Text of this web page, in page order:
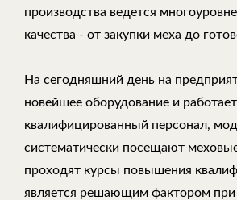
производства ведется
качества - от закупки меха до
На сегодняшний день на
новейшее оборудование и работает
квалифицированный персонал,
систематически посещают
проходят курсы повышения
является решающим фактором при